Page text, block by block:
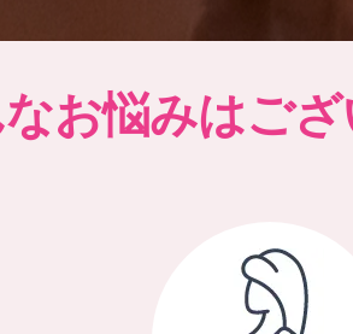
お悩みはご